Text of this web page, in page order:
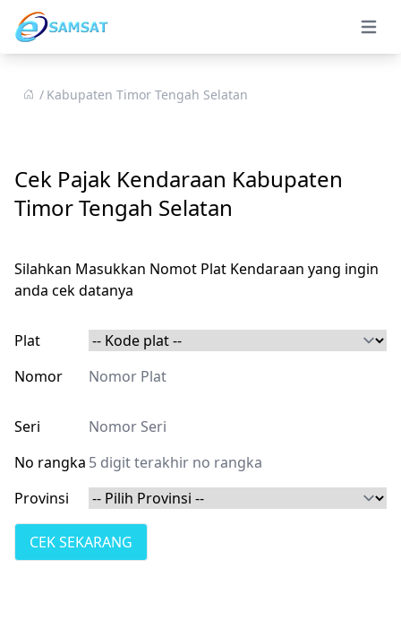
Open
Kabupaten Timor Tengah Selatan
Cek Pajak Kendaraan Kabupaten
Timor Tengah Selatan
Silahkan Masukkan Nomot Plat Kendaraan yang ingin
anda cek datanya
Plat
Nomor
Seri
No rangka
Provinsi